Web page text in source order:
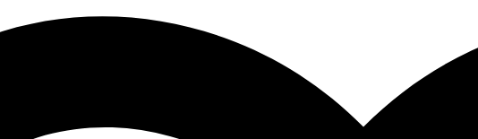
Инспиративни картички
Честитки
Планери